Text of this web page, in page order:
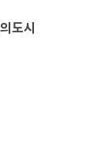
도시